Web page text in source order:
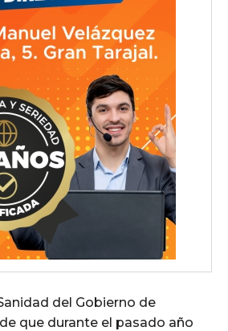
del Gobierno de
que durante el pasado año